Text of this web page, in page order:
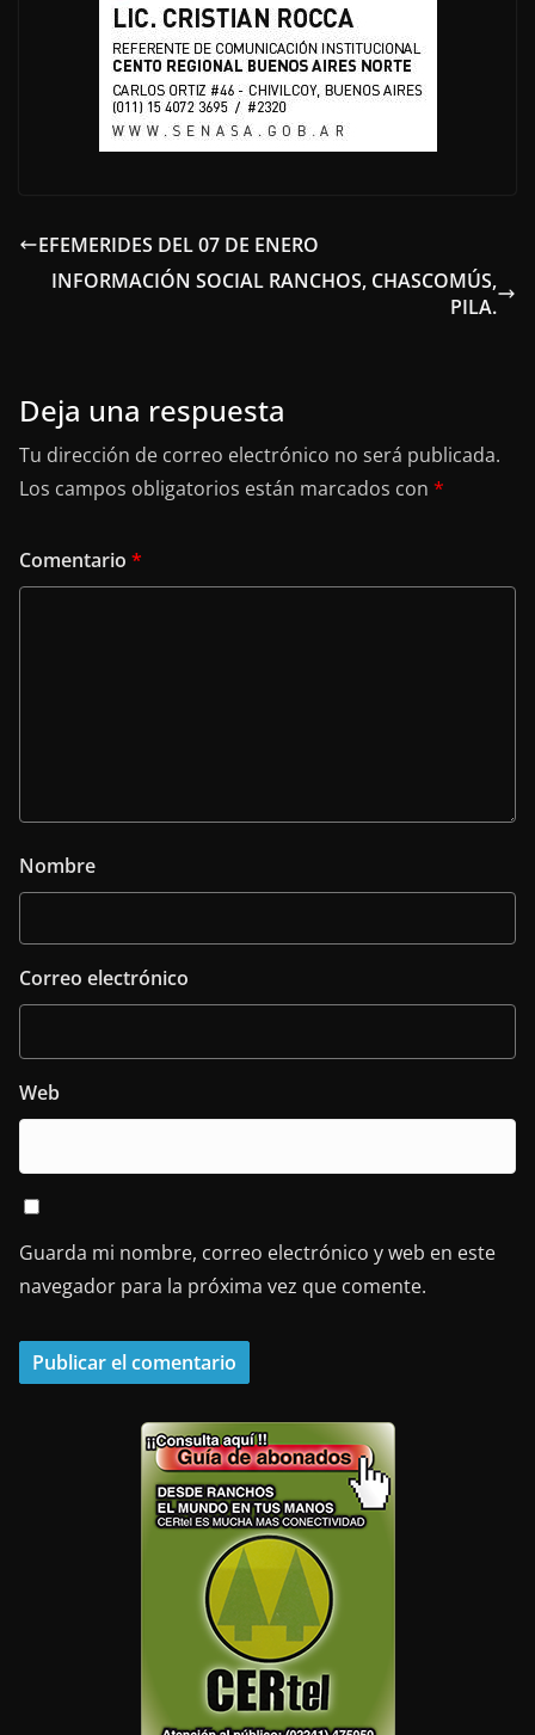
EFEMERIDES DEL 07 DE ENERO
INFORMACIÓN SOCIAL RANCHOS, CHASCOMÚS,
PILA.
Deja una respuesta
Tu dirección de correo electrónico no será publicada.
Los campos obligatorios están marcados con *
Comentario *
Nombre
Correo electrónico
Web
Guarda mi nombre, correo electrónico y web en este
navegador para la próxima vez que comente.